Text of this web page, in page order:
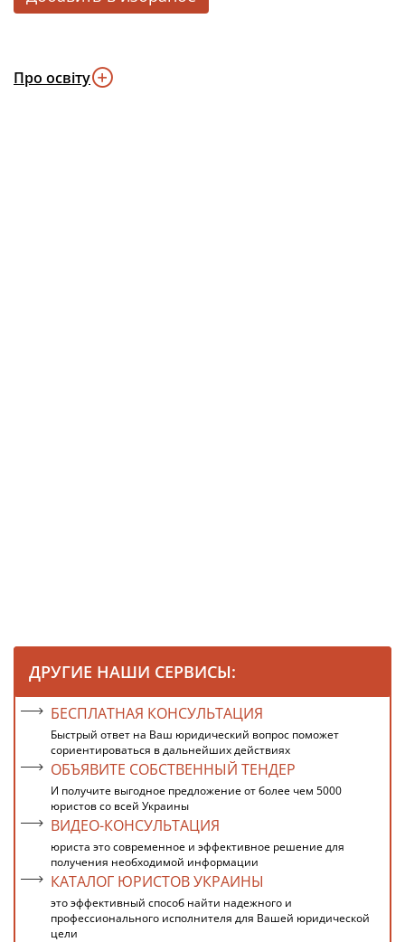
Про освіту
ДРУГИЕ НАШИ СЕРВИСЫ:
БЕСПЛАТНАЯ КОНСУЛЬТАЦИЯ
Быстрый ответ на Ваш юридический вопрос поможет
сориентироваться в дальнейших действиях
ОБЪЯВИТЕ СОБСТВЕННЫЙ ТЕНДЕР
И получите выгодное предложение от более чем 5000
юристов со всей Украины
ВИДЕО-КОНСУЛЬТАЦИЯ
юриста это современное и эффективное решение для
получения необходимой информации
КАТАЛОГ ЮРИСТОВ УКРАИНЫ
это эффективный способ найти надежного и
профессионального исполнителя для Вашей юридической
цели